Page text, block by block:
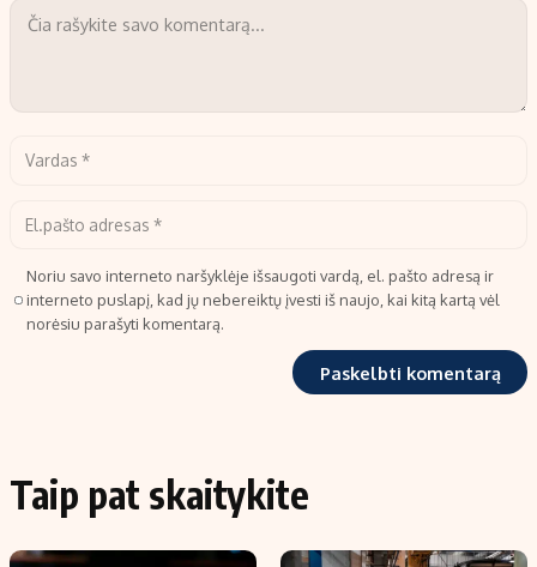
Noriu savo interneto naršyklėje išsaugoti vardą, el. pašto adresą ir
interneto puslapį, kad jų nebereiktų įvesti iš naujo, kai kitą kartą vėl
norėsiu parašyti komentarą.
Taip pat skaitykite